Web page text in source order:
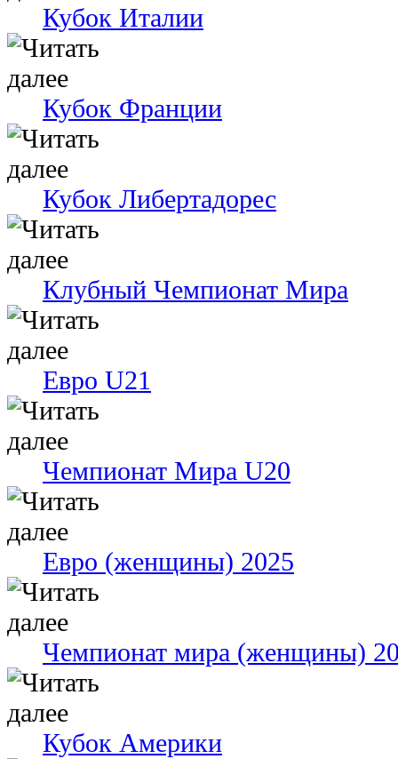
Кубок Италии
Кубок Франции
Кубок Либертадорес
Клубный Чемпионат Мира
Евро U21
Чемпионат Мира U20
Евро (женщины) 2025
Чемпионат мира (женщины)
Кубок Америки